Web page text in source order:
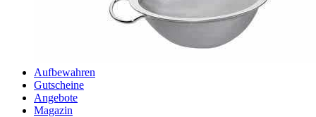
Aufbewahren
Gutscheine
Angebote
Magazin